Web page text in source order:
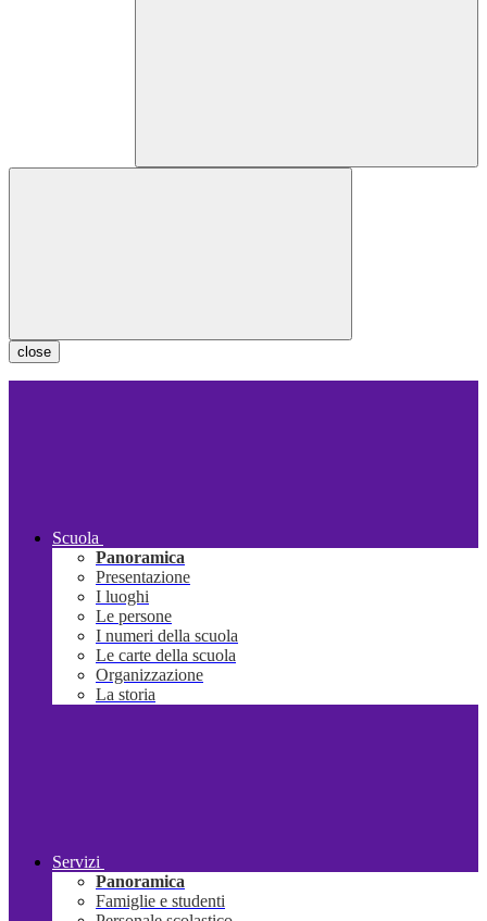
close
Scuola
Panoramica
Presentazione
I luoghi
Le persone
I numeri della scuola
Le carte della scuola
Organizzazione
La storia
Servizi
Panoramica
Famiglie e studenti